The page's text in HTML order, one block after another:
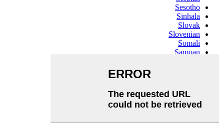
Sesotho
Sinhala
Slovak
Slovenian
Somali
Samoan
Swahili
Tajik